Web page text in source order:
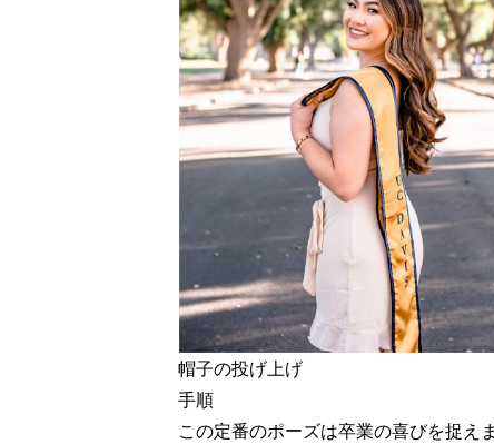
帽子の投げ上げ
手順
この定番のポーズは卒業の喜びを捉え